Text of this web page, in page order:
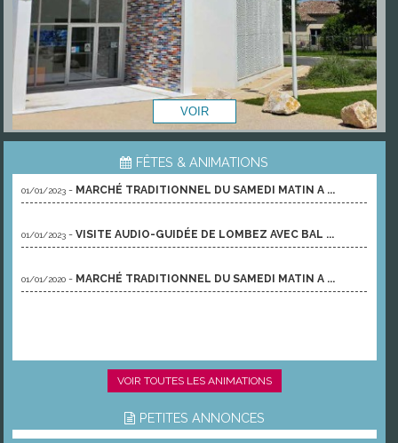
FÊTES & ANIMATIONS
01/01/2023 - MARCHÉ TRADITIONNEL DU SAMEDI MATIN A ...
01/01/2023 -VISITE AUDIO-GUIDÉE DE LOMBEZ AVEC BAL ...
01/01/2020 - MARCHÉ TRADITIONNEL DU SAMEDI MATIN A ...
VOIR TOUTES LES ANIMATIONS
PETITES ANNONCES